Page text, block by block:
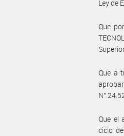
Ley de
Que
Que a
N°
Que el
ciclo